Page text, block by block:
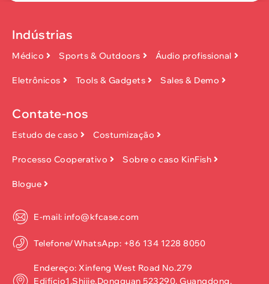
Indústrias
Médico Sports & Outdoors Áudio profissional
Eletrônicos Tools & Gadgets Sales & Demo
Contate-nos
Estudo de caso Costumização
Processo Cooperativo Sobre o caso KinFish
Blogue
E-mail: info@kfcase.com
Telefone/WhatsApp: +86 134 1228 8050
Endereço: Xinfeng West Road No.279
Edifício1,Shijie,Dongguan 523290, Guangdong,